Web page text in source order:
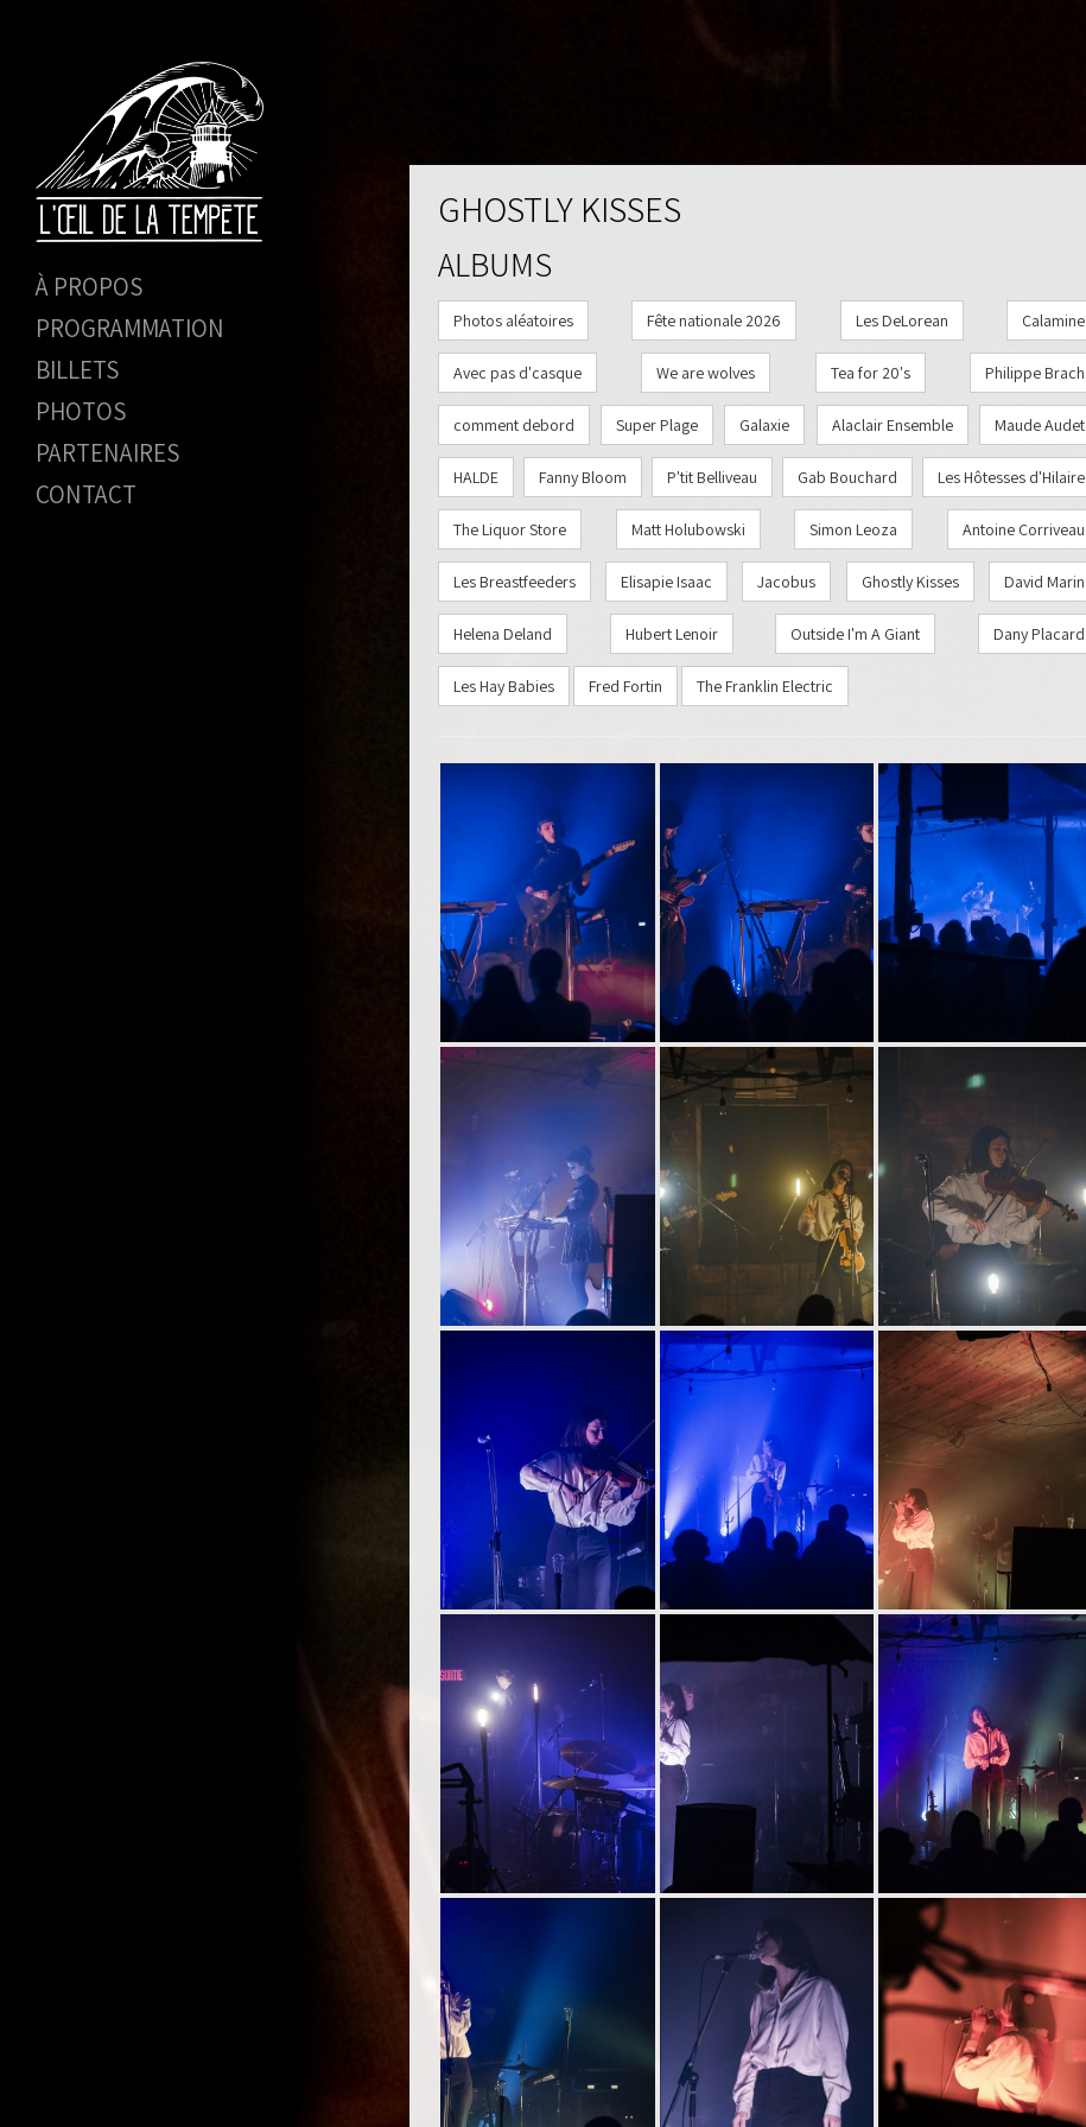
À PROPOS
PROGRAMMATION
BILLETS
PHOTOS
PARTENAIRES
CONTACT
GHOSTLY KISSES
ALBUMS
Photos aléatoires Fête nationale 2026 Les DeLorean Calamine
Avec pas d'casque We are wolves Tea for 20's Philippe Brach
comment debord Super Plage Galaxie Alaclair Ensemble Maude Audet
HALDE Fanny Bloom P'tit Belliveau Gab Bouchard Les Hôtesses d'Hilaire
The Liquor Store Matt Holubowski Simon Leoza Antoine Corriveau
Les Breastfeeders Elisapie Isaac Jacobus Ghostly Kisses David Marin
Helena Deland Hubert Lenoir Outside I'm A Giant Dany Placard
Les Hay Babies Fred Fortin The Franklin Electric